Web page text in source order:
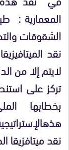
المعمارية :
الشقوقات
نقد
لايتم إلا من
تركز على
بخطابها
هذه
نقد ميتافزيقا